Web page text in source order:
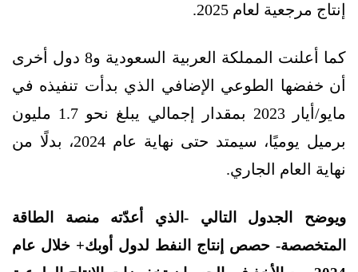
إنتاج مرجعية لعام 2025.
كما أعلنت المملكة العربية السعودية و8 دول أخرى
أن خفضها الطوعي الإضافي الذي بدأت تنفيذه في
مايو/أيار 2023 بمقدار إجمالي يبلغ نحو 1.7 مليون
برميل يوميًا، سيمتد حتى نهاية عام 2024، بدلًا من
نهاية العام الجاري.
ويوضح الجدول التالي -الذي أعدّته منصة الطاقة
المتخصصة- حصص إنتاج النفط لدول أوبك+ خلال عام